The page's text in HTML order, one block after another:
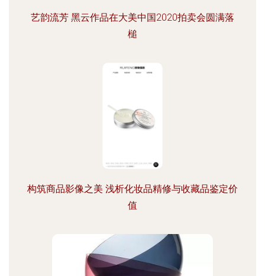
艺韵流芳 黑云作品在大美中国2020拍卖会圆满落
槌
构筑商品影像之美 浅析化妆品精修与收藏品鉴定价
值